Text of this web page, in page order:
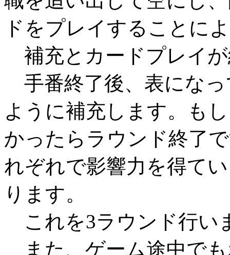
ドをプレイすることに
補充とカードプレイ
手番終了後、表にな
ように補充します。も
かったらラウンド終了
れぞれで影響力を得て
ります。
これを3ラウンド行い
また、ゲーム途中で